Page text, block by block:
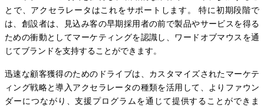
とで、アクセラレータはこれをサポートします。 特に初期段階で
は、創設者は、見込み客の早期採用者の前で製品やサービスを得る
ための衝動としてマーケティングを認識し、ワードオブマウスを通
じてブランドを支持することができます。
迅速な顧客獲得のためのドライブは、カスタマイズされたマーケテ
ィング戦略と導入アクセラレータの種類を活用して、よりファウン
ダーにつながり、支援プログラムを通じて提供することができま